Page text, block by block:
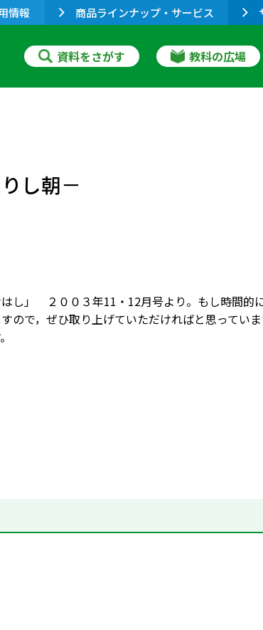
情報 商品ラインナップ・サービス
資料をさがす 教科の広場
し朝－
し」 ２００３年11・12月号より。もし時間的
ので，ぜひ取り上げていただければと思ってい